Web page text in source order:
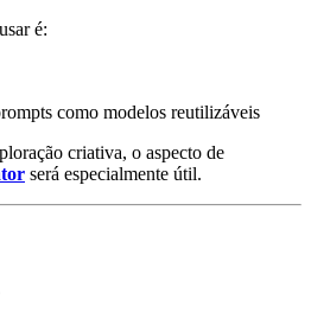
é:
como modelos reutilizáveis
criativa, o aspecto de
será especialmente útil.